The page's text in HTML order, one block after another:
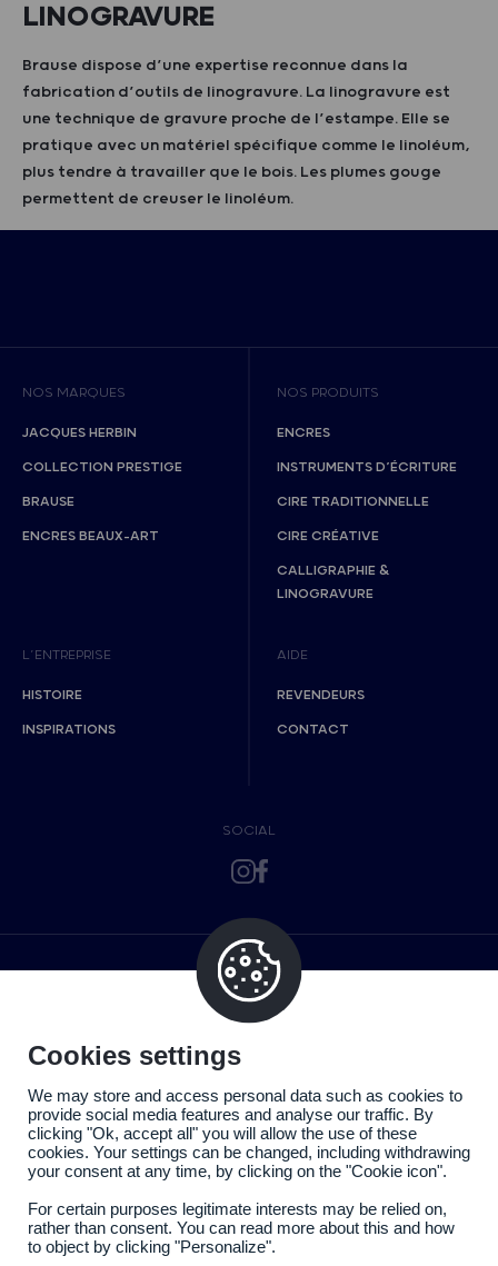
LINOGRAVURE
Brause dispose d’une expertise reconnue dans la
fabrication d’outils de linogravure. La linogravure est
une technique de gravure proche de l’estampe. Elle se
pratique avec un matériel spécifique comme le linoléum,
plus tendre à travailler que le bois. Les plumes gouge
permettent de creuser le linoléum.
NOS MARQUES
JACQUES HERBIN
COLLECTION PRESTIGE
BRAUSE
ENCRES BEAUX-ART
NOS PRODUITS
ENCRES
INSTRUMENTS D’ÉCRITURE
CIRE TRADITIONNELLE
CIRE CRÉATIVE
CALLIGRAPHIE &
LINOGRAVURE
L’ENTREPRISE
HISTOIRE
INSPIRATIONS
AIDE
REVENDEURS
CONTACT
SOCIAL
Cookies settings
We may store and access personal data such as cookies to
provide social media features and analyse our traffic. By
clicking "Ok, accept all" you will allow the use of these
cookies. Your settings can be changed, including withdrawing
your consent at any time, by clicking on the "Cookie icon".
For certain purposes legitimate interests may be relied on,
rather than consent. You can read more about this and how
to object by clicking "Personalize".